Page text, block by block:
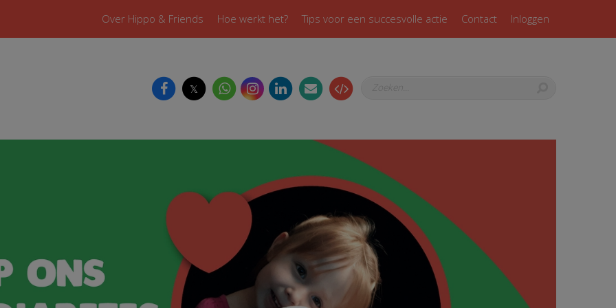
Inloggen
Over Hippo & Friends Hoe werkt het? Tips voor een succesvolle actie Contact
𝕏 Zoeken...